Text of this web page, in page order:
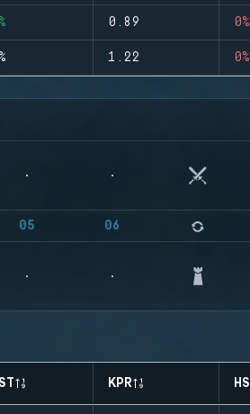
0.89 0%
1.22 0%
05 06
KPR HS